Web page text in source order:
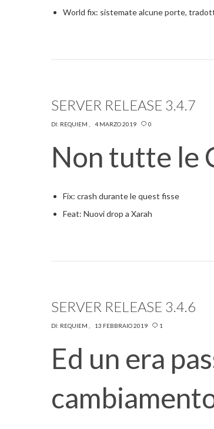
World fix: sistemate alcune porte,
SERVER RELEASE 3.4.7
DI: REQUIEM 4 MARZO 2019 0
Non tutte le
Fix: crash durante le quest fisse
Feat: Nuovi drop a Xarah
SERVER RELEASE 3.4.6
DI: REQUIEM 13 FEBBRAIO 2019 1
Ed un era